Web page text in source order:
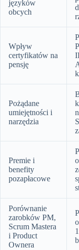
języków
obcych
Wpływ
certyfikatów na
pensję
Pożądane
umiejętności i
narzędzia
Premie i
benefity
pozapłacowe
Porównanie
zarobków PM,
Scrum Mastera
i Product
Ownera